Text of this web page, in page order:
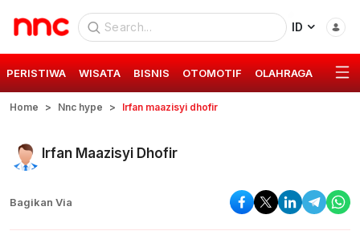
ID
PERISTIWA WISATA BISNIS OTOMOTIF OLAHRAGA GAYA
Home Nnc hype Irfan maazisyi dhofir
Irfan Maazisyi Dhofir
Bagikan Via